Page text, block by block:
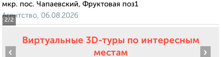
2/2
мкр. пос. Чапаевский, Фруктовая поз1
Агентство, 06.08.2026
Виртуальные 3D-туры по интересным
местам
‹ ›